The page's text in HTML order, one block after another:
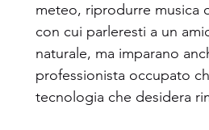
meteo, riprodurre musica
con cui parleresti a un
naturale, ma imparano
professionista occupato
tecnologia che desidera